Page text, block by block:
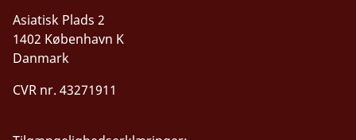
Asiatisk Plads 2
1402 København K
Danmark
CVR nr. 43271911